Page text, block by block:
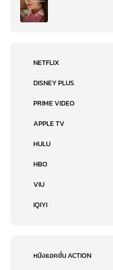
NETFLIX
DISNEY PLUS
PRIME VIDEO
APPLE TV
HULU
HBO
VIU
IQIYI
หนังแอคชั่น ACTION